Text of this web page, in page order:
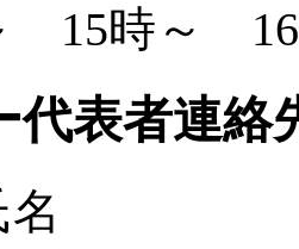
15時～
代表者連絡